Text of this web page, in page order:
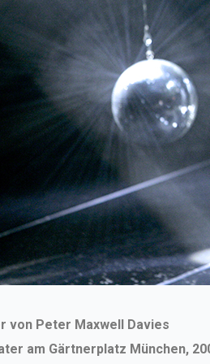
von Peter Maxwell Davies
am Gärtnerplatz München,